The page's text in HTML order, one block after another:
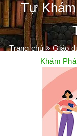
Tự
Trang chủ Giáo
Khám